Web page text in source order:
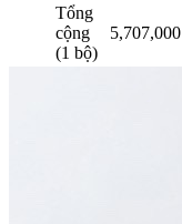
Tổng
cộng
(1 bộ)
5,707,000